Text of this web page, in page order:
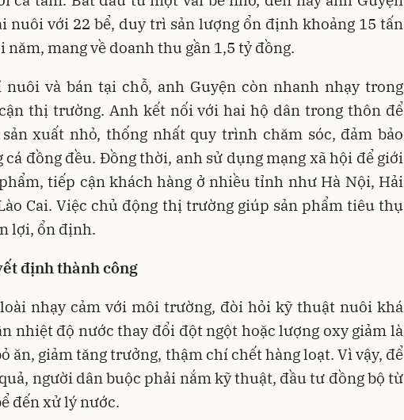
nuôi với 22 bể, duy trì sản lượng ổn định khoảng 15 tấn
năm, mang về doanh thu gần 1,5 tỷ đồng.
nuôi và bán tại chỗ, anh Guyện còn nhanh nhạy trong
thị trường. Anh kết nối với hai hộ dân trong thôn để
xuất nhỏ, thống nhất quy trình chăm sóc, đảm bảo
cá đồng đều. Đồng thời, anh sử dụng mạng xã hội để giới
tiếp cận khách hàng ở nhiều tỉnh như Hà Nội, Hải
Cai. Việc chủ động thị trường giúp sản phẩm tiêu thụ
lợi, ổn định.
định thành công
nhạy cảm với môi trường, đòi hỏi kỹ thuật nuôi khá
nhiệt độ nước thay đổi đột ngột hoặc lượng oxy giảm là
ăn, giảm tăng trưởng, thậm chí chết hàng loạt. Vì vậy, để
người dân buộc phải nắm kỹ thuật, đầu tư đồng bộ từ
đến xử lý nước.